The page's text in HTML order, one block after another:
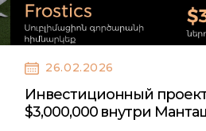
26.02.2026
Инвестиционный
$3,000,000 внутри